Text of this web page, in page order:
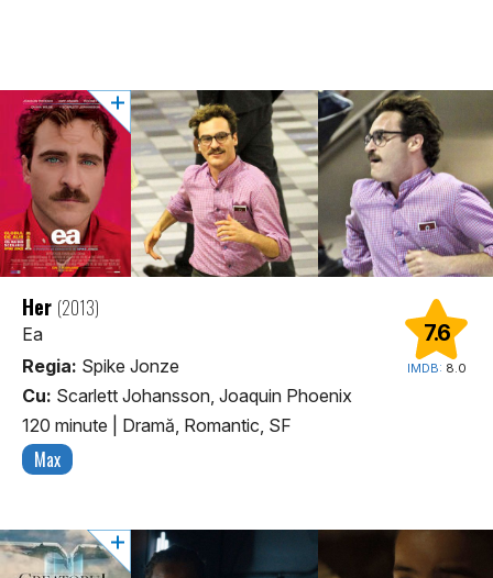
7.6
IMDB: 8.0
Her (2013)
Ea
Regia: Spike Jonze
Cu: Scarlett Johansson, Joaquin Phoenix
120 minute
Dramă, Romantic, SF
Max